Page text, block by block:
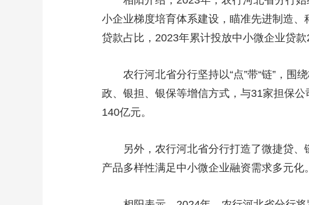
小企业梯度培育体系建设，瞄准先进制造
贷款占比，2023年累计投放中小微企业贷款
农行河北省分行坚持以“点”带“链”，围绕
政、银担、银保等增信方式，与31家担保
140亿元。
另外，农行河北省分行打造了微捷贷、
产品多样性满足中小微企业融资需求多元化。